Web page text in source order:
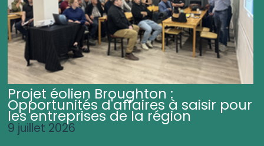
Projet éolien Broughton :
Opportunités d'affaires à saisir pour
les entreprises de la région
9 juillet 2026